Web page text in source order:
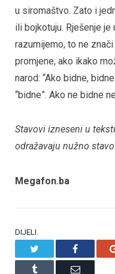
u siromaštvo. Zato i
ili bojkotuju. Rješenje
razumijemo, to ne
promjene, ako ikako
narod: “Ako bidne,
“bidne”. Ako ne bidne
Stavovi izneseni u
odražavaju nužno
Megafon.ba
DIJELI.
Facebook
Tumblr Email